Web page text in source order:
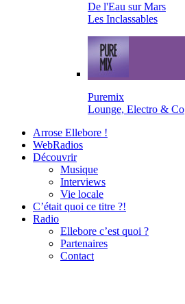
De l'Eau sur Mars
Les Inclassables
Puremix
Lounge, Electro & Co
Arrose Ellebore !
WebRadios
Découvrir
Musique
Interviews
Vie locale
C’était quoi ce titre ?!
Radio
Ellebore c’est quoi ?
Partenaires
Contact